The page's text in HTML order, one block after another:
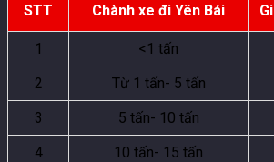
STT Chành xe đi Yên Bái
1 <1 tấn
2
Từ 1 tấn- 5 tấn
3
5 tấn- 10 tấn
4
10 tấn- 15 tấn